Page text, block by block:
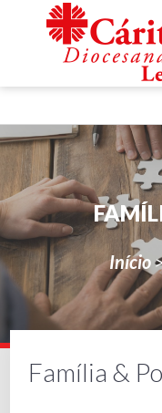
Início
Família &